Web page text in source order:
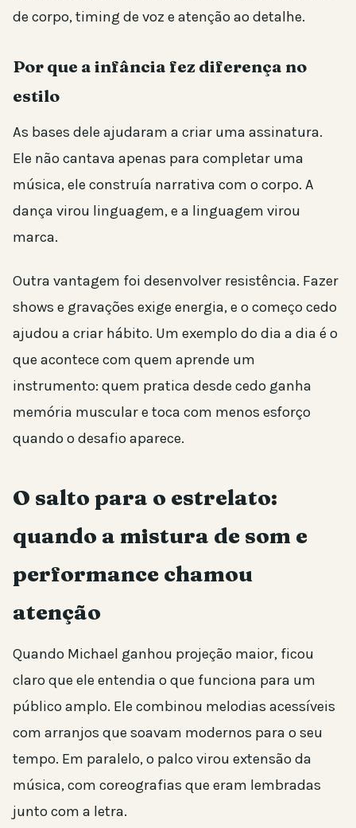
de corpo, timing de voz e atenção ao detalhe.
Por que a infância fez diferença no
estilo
As bases dele ajudaram a criar uma assinatura.
Ele não cantava apenas para completar uma
música, ele construía narrativa com o corpo. A
dança virou linguagem, e a linguagem virou
marca.
Outra vantagem foi desenvolver resistência. Fazer
shows e gravações exige energia, e o começo cedo
ajudou a criar hábito. Um exemplo do dia a dia é o
que acontece com quem aprende um
instrumento: quem pratica desde cedo ganha
memória muscular e toca com menos esforço
quando o desafio aparece.
O salto para o estrelato:
quando a mistura de som e
performance chamou
atenção
Quando Michael ganhou projeção maior, ficou
claro que ele entendia o que funciona para um
público amplo. Ele combinou melodias acessíveis
com arranjos que soavam modernos para o seu
tempo. Em paralelo, o palco virou extensão da
música, com coreografias que eram lembradas
junto com a letra.